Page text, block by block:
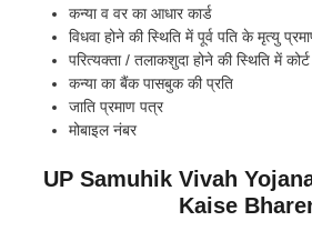
कन्या व वर का आधार कार्ड
विधवा होने की स्थिति में पूर्व पति के मृत्यु
परित्यक्ता / तलाकशुदा होने की स्थिति में
कन्या का बैंक पासबुक की प्रति
जाति प्रमाण पत्र
मोबाइल नंबर
UP Samuhik Vivah
Kaise